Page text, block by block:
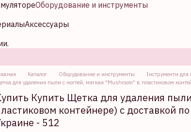
Оборудование и инструменты
Аксессуары
Каталог Оборудование и инструменты
Інструменти
для удаления пыли с ногтей, мягкая "Mushroom" в пластиковом
Купить Щетка для удаления
контейнере) с доставкой
- 512